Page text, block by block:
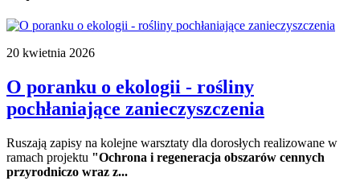
20 kwietnia 2026
O poranku o ekologii - rośliny
pochłaniające zanieczyszczenia
Ruszają zapisy na kolejne warsztaty dla dorosłych realizowane w
ramach projektu "Ochrona i regeneracja obszarów cennych
przyrodniczo wraz z...